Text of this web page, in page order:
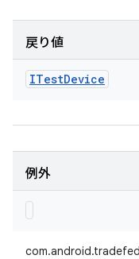
戻り値
ITestDevice
例外